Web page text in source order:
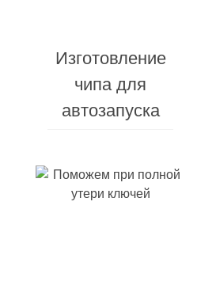
Изготовление
чипа для
автозапуска